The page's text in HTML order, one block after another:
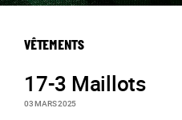
VÊTEMENTS
17-3 Maillots
03 MARS 2025